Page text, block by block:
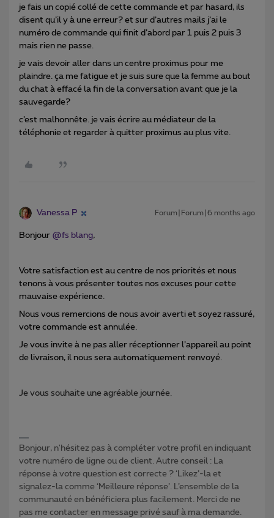
je fais un copié collé de cette commande et par hasard, ils
disent qu’il y à une erreur? et sur d’autres mails j’ai le
numéro de commande qui finit d’abord par 1 puis 2 puis 3
mais rien ne passe.
je vais devoir aller dans un centre proximus pour me
plaindre. ça me fatigue et je suis sure que la femme au bout
du chat à effacé la fin de la conversation avant que je la
sauvegarde?
c’est malhonnête. je vais écrire au médiateur de la
téléphonie et regarder à quitter proximus au plus vite.
Vanessa P Forum|Forum|6 months ago
Bonjour ​ @fs blang,
Votre satisfaction est au centre de nos priorités et nous
tenons à vous présenter toutes nos excuses pour cette
mauvaise expérience.
Nous vous remercions de nous avoir averti et soyez rassuré,
votre commande est annulée.
Je vous invite à ne pas aller réceptionner l’appareil au point
de livraison, il nous sera automatiquement renvoyé.
Je vous souhaite une agréable journée.
Bonjour, n'hésitez pas à compléter votre profil en indiquant
votre numéro de ligne ou de client. Autre conseil : La
réponse à votre question est correcte ? ‘Likez’-la et
signalez-la comme ‘Meilleure réponse’. L’ensemble de la
communauté en bénéficiera plus facilement. Merci de ne
pas me contacter en message privé sauf à ma demande.